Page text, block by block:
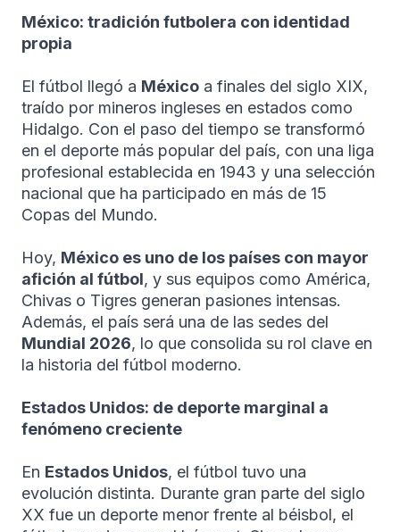
México: tradición futbolera con identidad
propia
El fútbol llegó a México a finales del siglo XIX,
traído por mineros ingleses en estados como
Hidalgo. Con el paso del tiempo se transformó
en el deporte más popular del país, con una liga
profesional establecida en 1943 y una selección
nacional que ha participado en más de 15
Copas del Mundo.
Hoy, México es uno de los países con mayor
afición al fútbol, y sus equipos como América,
Chivas o Tigres generan pasiones intensas.
Además, el país será una de las sedes del
Mundial 2026, lo que consolida su rol clave en
la historia del fútbol moderno.
Estados Unidos: de deporte marginal a
fenómeno creciente
En Estados Unidos, el fútbol tuvo una
evolución distinta. Durante gran parte del siglo
XX fue un deporte menor frente al béisbol, el